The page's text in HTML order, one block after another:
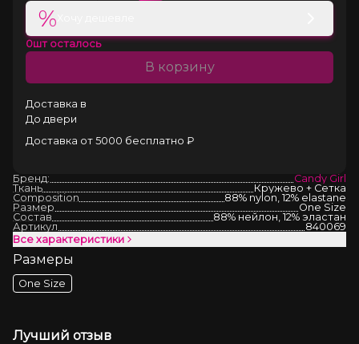
%
0шт осталось
В корзину
Доставка в
До двери
Доставка от 5000 бесплатно ₽
Бренд:
Candy Girl
Ткань
Кружево + Сетка
Composition
88% nylon, 12% elastane
Размер
One Size
Состав
88% нейлон, 12% эластан
Артикул
840069
Все характеристики
Размеры
One Size
Лучший отзыв